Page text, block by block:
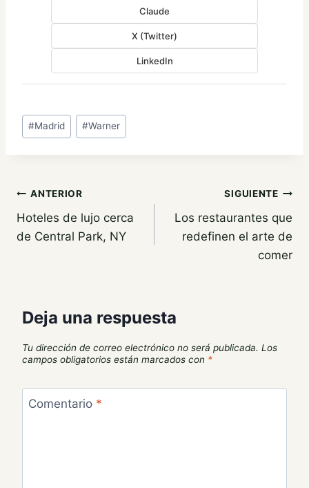
Claude
X (Twitter)
LinkedIn
Etiquetas
de
la
#Madrid #Warner
Navegación
de
ANTERIOR
Hoteles de lujo cerca
de Central Park, NY
SIGUIENTE
Los restaurantes que
redefinen el arte de
comer
Deja una respuesta
Tu dirección de correo electrónico no será publicada. Los
campos obligatorios están marcados con *
Comentario *